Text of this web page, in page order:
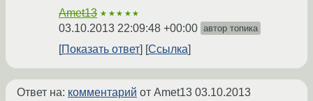
Amet13 ★★★★★
03.10.2013 22:09:48 +00:00 автор топика
Показать ответ Ссылка
Ответ на: комментарий от Amet13 03.10.2013